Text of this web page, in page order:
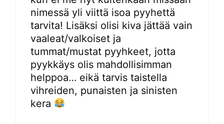
nimessä yli viittä isoa pyyhettä
tarvita! Lisäksi olisi kiva jättää vain
vaaleat/valkoiset ja
tummat/mustat pyyhkeet, jotta
pyykkäys olis mahdollisimman
helppoa… eikä tarvis taistella
vihreiden, punaisten ja sinisten
kera